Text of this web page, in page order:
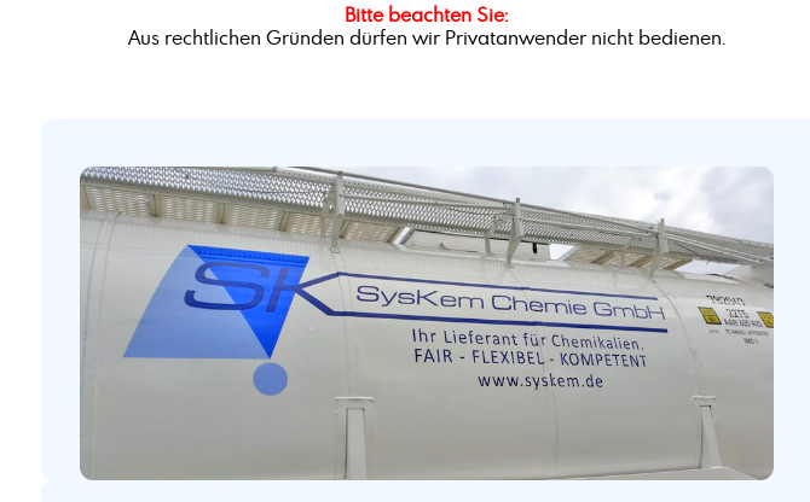
Bitte beachten Sie:
Aus rechtlichen Gründen dürfen wir Privatanwender nicht bedienen.